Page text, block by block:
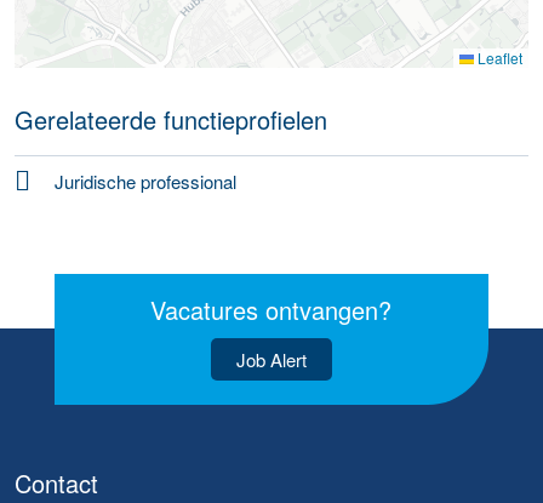
Leaflet
Gerelateerde functieprofielen
Juridische professional
Vacatures ontvangen?
Job Alert
Contact